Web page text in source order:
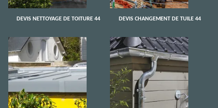
DEVIS NETTOYAGE DE TOITURE 44 DEVIS CHANGEMENT DE TUILE 44